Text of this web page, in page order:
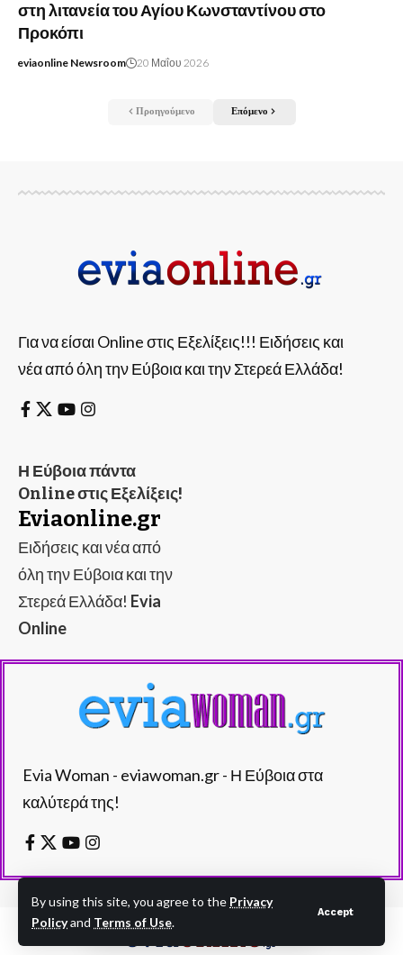
By using this site, you agree to the Privacy
Policyand Terms of Use.
Accept
στη λιτανεία του Αγίου Κωνσταντίνου στο
Προκόπι
eviaonline Newsroom 20 Μαΐου 2026
Προηγούμενο Επόμενο
Για να είσαι Online στις Εξελίξεις!!! Ειδήσεις και
νέα από όλη την Εύβοια και την Στερεά Ελλάδα!
Η Εύβοια πάντα
Online στις Εξελίξεις!
Eviaonline.gr
Ειδήσεις και νέα από
όλη την Εύβοια και την
Στερεά Ελλάδα! Evia
Online
Evia Woman - eviawoman.gr - Η Εύβοια στα
καλύτερά της!